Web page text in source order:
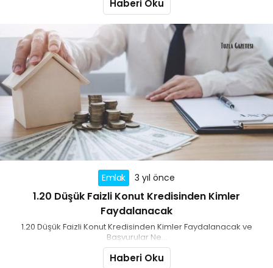
Haberi Oku
Emlak 3 yıl önce
1.20 Düşük Faizli Konut Kredisinden Kimler
Faydalanacak
1.20 Düşük Faizli Konut Kredisinden Kimler Faydalanacak ve
Başvurular Ne...
Haberi Oku